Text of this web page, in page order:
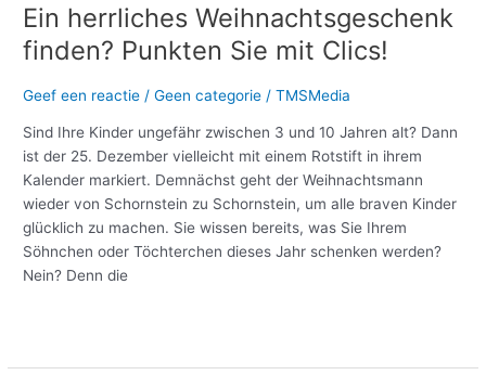
Ein herrliches Weihnachtsgeschenk
finden? Punkten Sie mit Clics!
Geef een reactie /Geen categorie /TMSMedia
Sind Ihre Kinder ungefähr zwischen 3 und 10 Jahren alt? Dann
ist der 25. Dezember vielleicht mit einem Rotstift in ihrem
Kalender markiert. Demnächst geht der Weihnachtsmann
wieder von Schornstein zu Schornstein, um alle braven Kinder
glücklich zu machen. Sie wissen bereits, was Sie Ihrem
Söhnchen oder Töchterchen dieses Jahr schenken werden?
Nein? Denn die